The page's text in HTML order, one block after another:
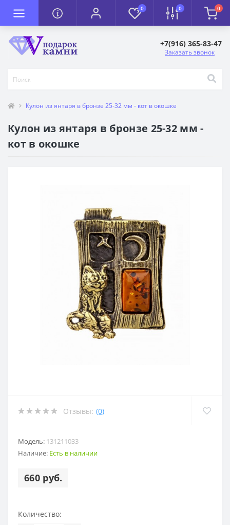
0 0 0
+7(916) 365-83-47
Заказать звонок
Кулон из янтаря в бронзе 25-32 мм - кот в окошке
Кулон из янтаря в бронзе 25-32 мм -
кот в окошке
Отзывы: (0)
Модель: 131211033
Наличие: Есть в наличии
660 руб.
Количество: